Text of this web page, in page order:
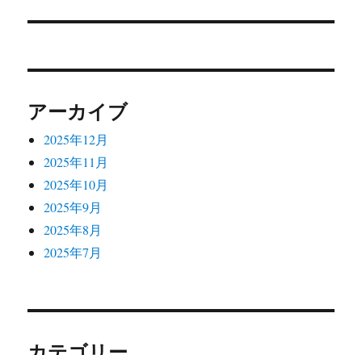
ン
アーカイブ
2025年12月
2025年11月
2025年10月
2025年9月
2025年8月
2025年7月